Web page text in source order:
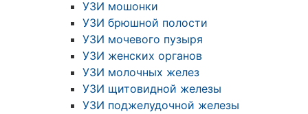
УЗИ мошонки
УЗИ брюшной полости
УЗИ мочевого пузыря
УЗИ женских органов
УЗИ молочных желез
УЗИ щитовидной железы
УЗИ поджелудочной железы